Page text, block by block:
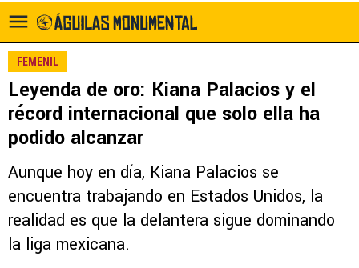
FEMENIL
Leyenda de oro: Kiana Palacios y el
récord internacional que solo ella ha
podido alcanzar
Aunque hoy en día, Kiana Palacios se
encuentra trabajando en Estados Unidos, la
realidad es que la delantera sigue dominando
la liga mexicana.